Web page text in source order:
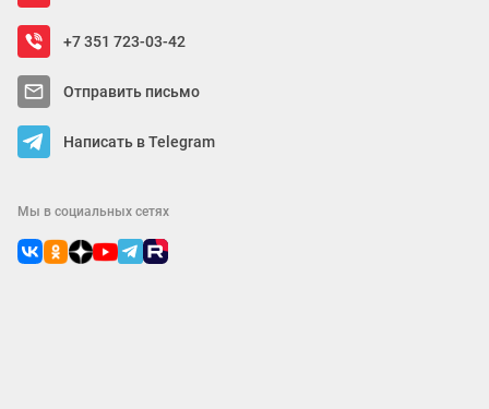
+7 351 723-03-42
Отправить письмо
Написать в Telegram
Мы в социальных сетях